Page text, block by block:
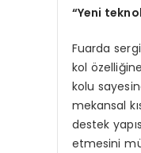
“Yeni
Fuarda
kol
kolu
mekansal
destek
etmesini